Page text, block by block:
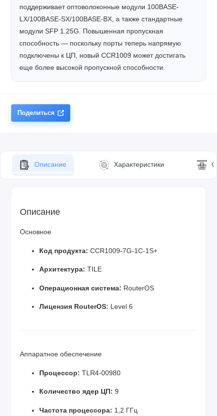
поддерживает оптоволоконные модули 100BASE-
LX/100BASE-SX/100BASE-BX, а также стандартные
модули SFP 1.25G. Повышенная пропускная
способность — поскольку порты теперь напрямую
подключены к ЦП, новый CCR1009 может достигать
еще более высокой пропускной способности.
Поделиться
Описание Характеристики
Описание
Основное
Код продукта: CCR1009-7G-1C-1S+
Архитектура: TILE
Операционная система: RouterOS
Лицензия RouterOS: Level 6
Аппаратное обеспечение
Процессор: TLR4-00980
Количество ядер ЦП: 9
Частота процессора: 1,2 ГГц